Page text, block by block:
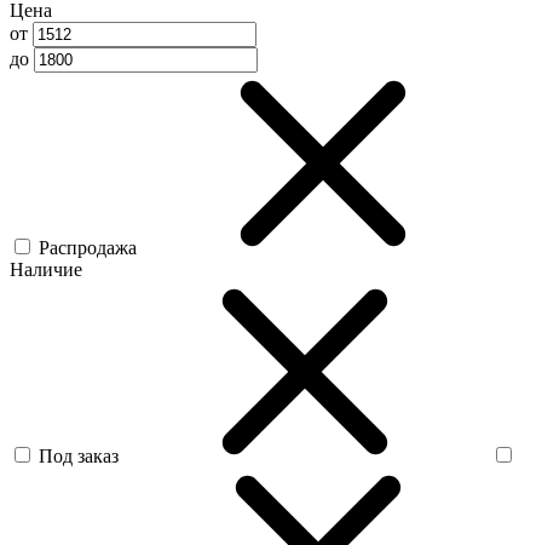
Цена
от
до
Распродажа
Наличие
Под заказ